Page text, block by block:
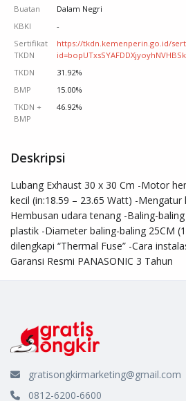
Buatan
Dalam Negri
KBKI
-
Sertifikat
TKDN
https://tkdn.kemenperin.go.id/
TKDN
31.92%
BMP
15.00%
TKDN +
BMP
46.92%
Deskripsi
Lubang Exhaust 30 x 30 Cm -Motor
kecil (in:18.59 – 23.65 Watt) -
Hembusan udara tenang -Baling-
plastik -Diameter baling-baling 25CM
dilengkapi “Thermal Fuse” -Cara
Garansi Resmi PANASONIC 3 Tahun
gratisongkirmarketing@gmail.com
0812-6200-6600